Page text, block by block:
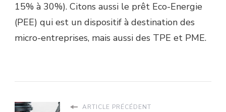
15% à 30%). Citons aussi le prêt Eco-Energie
(PEE) qui est un dispositif à destination des
micro-entreprises, mais aussi des TPE et PME.
ARTICLE PRÉCÉDENT